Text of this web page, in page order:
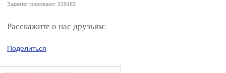
Зарегистрировано: 229183
Расскажите о нас друзьям:
Поделиться